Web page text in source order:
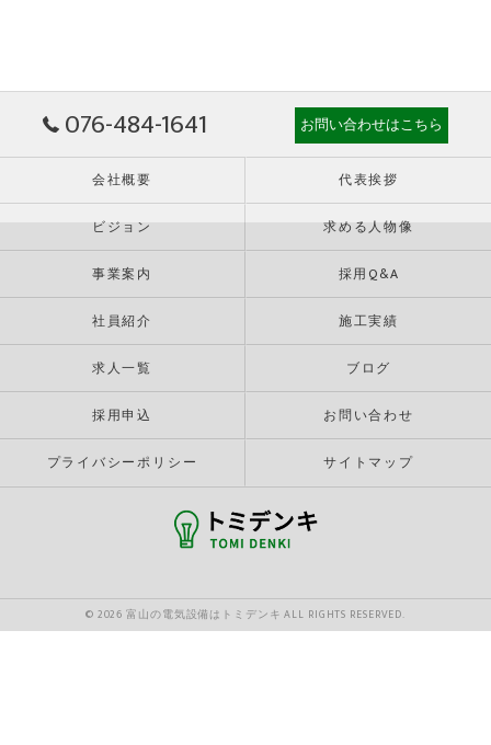
076-484-1641 お問い合わせはこちら
会社概要 代表挨拶
ビジョン 求める人物像
事業案内 採用Q&A
社員紹介 施工実績
求人一覧 ブログ
採用申込 お問い合わせ
プライバシーポリシー サイトマップ
© 2026 富山の電気設備はトミデンキ ALL RIGHTS RESERVED.